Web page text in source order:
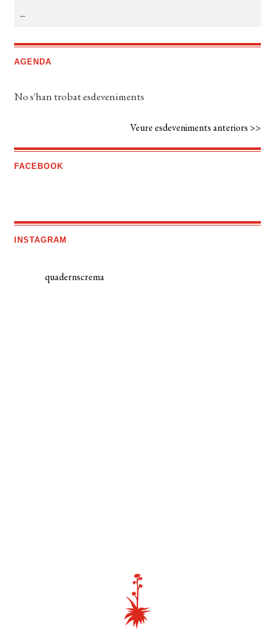
AGENDA
No s'han trobat esdeveniments
Veure esdeveniments anteriors >>
FACEBOOK
INSTAGRAM
quadernscrema